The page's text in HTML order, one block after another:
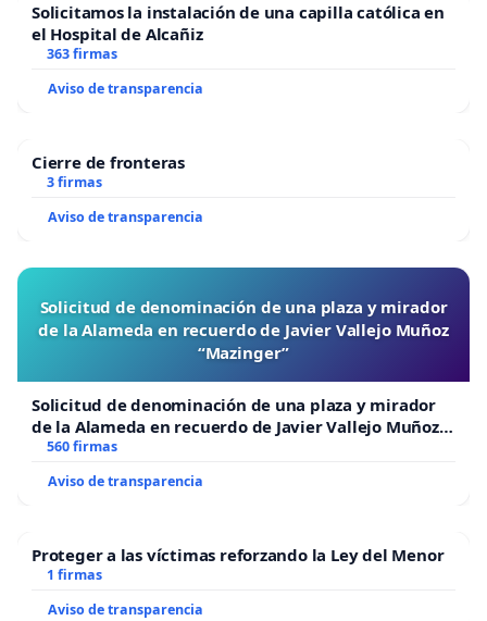
Solicitamos la instalación de una capilla católica en
el Hospital de Alcañiz
363 firmas
Aviso de transparencia
Cierre de fronteras
3 firmas
Aviso de transparencia
Solicitud de denominación de una plaza y mirador
de la Alameda en recuerdo de Javier Vallejo Muñoz
“Mazinger”
Solicitud de denominación de una plaza y mirador
de la Alameda en recuerdo de Javier Vallejo Muñoz
“Mazinger”
560 firmas
Aviso de transparencia
Proteger a las víctimas reforzando la Ley del Menor
1 firmas
Aviso de transparencia